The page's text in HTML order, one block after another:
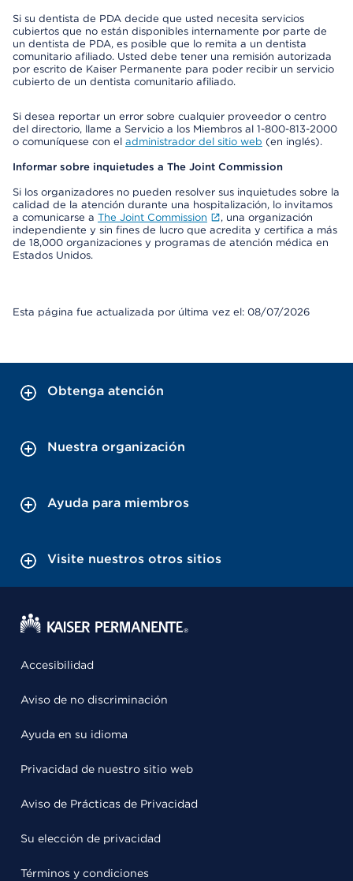
Si su dentista de PDA decide que usted necesita servicios
cubiertos que no están disponibles internamente por parte de
un dentista de PDA, es posible que lo remita a un dentista
comunitario afiliado. Usted debe tener una remisión autorizada
por escrito de Kaiser Permanente para poder recibir un servicio
cubierto de un dentista comunitario afiliado.
Si desea reportar un error sobre cualquier proveedor o centro
del directorio, llame a Servicio a los Miembros al 1-800-813-2000
o comuníquese con el administrador del sitio web (en inglés).
Informar sobre inquietudes a The Joint Commission
Si los organizadores no pueden resolver sus inquietudes sobre la
calidad de la atención durante una hospitalización, lo invitamos
a comunicarse a The Joint Commission
, una organización
independiente y sin fines de lucro que acredita y certifica a más
de 18,000 organizaciones y programas de atención médica en
Estados Unidos.
Esta página fue actualizada por última vez el: 08/07/2026
Obtenga atención
Nuestra organización
Ayuda para miembros
Visite nuestros otros sitios
Accesibilidad
Aviso de no discriminación
Ayuda en su idioma
Privacidad de nuestro sitio web
Aviso de Prácticas de Privacidad
Su elección de privacidad
Términos y condiciones